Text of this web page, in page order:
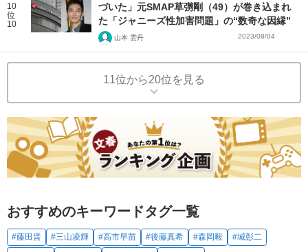
10
位
10
づいた」元SMAP草彅剛（49）が巻き込まれ
た「ジャニーズ性加害問題」の“数奇な因縁”
山本 雲丹 2023/08/04
11位から20位を見る
おすすめのキーワードタグ一覧
#藤田晋 #三山凌輝 #高市早苗 #後藤真希 #森岡毅
#城彰二